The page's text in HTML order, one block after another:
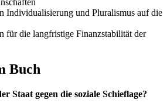
Individualisierung und Pluralismus auf die
für die langfristige Finanzstabilität der
Buch
Staat gegen die soziale Schieflage?